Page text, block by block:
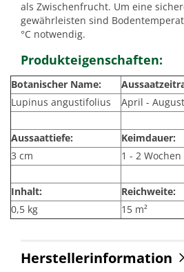
als Zwischenfrucht. Um eine
gewährleisten sind
°C notwendig.
Produkteigenschaften:
Botanischer Name:
Lupinus angustifolius
April - August
Aussaattiefe: Keimdauer:
3 cm
1 - 2 Wochen
Inhalt: Reichweite:
0,5 kg
15 m²
Herstellerinformation